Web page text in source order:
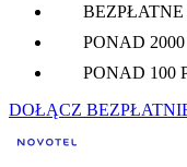
PONAD
PONAD 100
DOŁĄCZ